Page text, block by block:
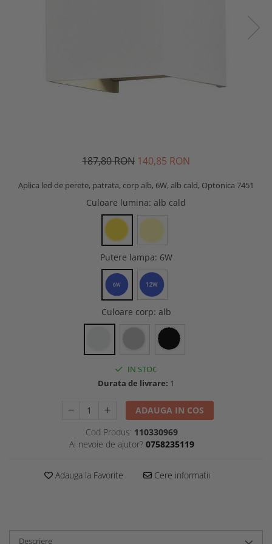
187,80 RON 140,85 RON
Aplica led de perete, patrata, corp alb, 6W, alb cald, Optonica 7451
Culoare lumina: alb cald
Putere lampa: 6W
Culoare corp: alb
IN STOC
Durata de livrare: 1
ADAUGA IN COS
Cod Produs: 110330969
Ai nevoie de ajutor? 0758235119
Adauga la Favorite Cere informatii
Descriere